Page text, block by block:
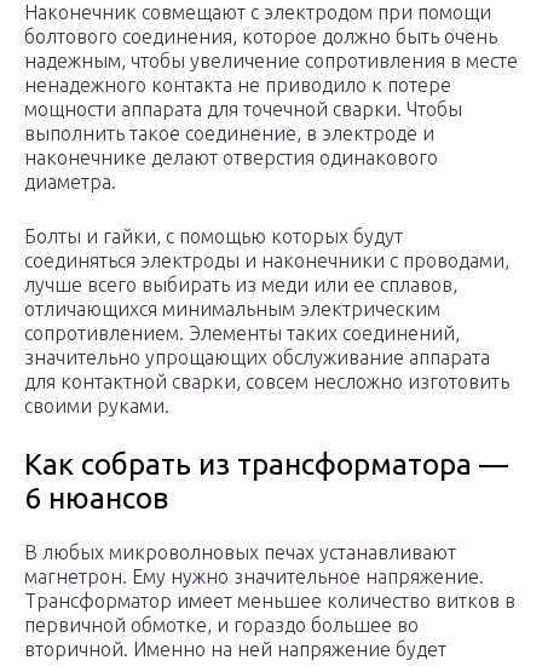
Наконечник совмещают с электродом при помощи
болтового соединения, которое должно быть очень
надежным, чтобы увеличение сопротивления в месте
ненадежного контакта не приводило к потере
мощности аппарата для точечной сварки. Чтобы
выполнить такое соединение, в электроде и
наконечнике делают отверстия одинакового
диаметра.
Болты и гайки, с помощью которых будут
соединяться электроды и наконечники с проводами,
лучше всего выбирать из меди или ее сплавов,
отличающихся минимальным электрическим
сопротивлением. Элементы таких соединений,
значительно упрощающих обслуживание аппарата
для контактной сварки, совсем несложно изготовить
своими руками.
Как собрать из трансформатора —
6 нюансов
В любых микроволновых печах устанавливают
магнетрон. Ему нужно значительное напряжение.
Трансформатор имеет меньшее количество витков в
первичной обмотке, и гораздо большее во
вторичной. Именно на ней напряжение будет